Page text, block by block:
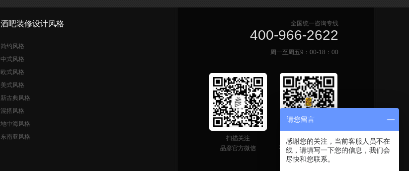
酒吧装修设计风格
简约风格
中式风格
欧式风格
美式风格
新古典风格
混搭风格
地中海风格
东南亚风格
全国统一咨询专线
400-966-2622
周一至周五9：00-18：00
扫描关注
品彦官方微信
网站二维码
手机快速获取联系信息
请您留言
感谢您的关注，当前客服人员不在
线，请填写一下您的信息，我们会
尽快和您联系。